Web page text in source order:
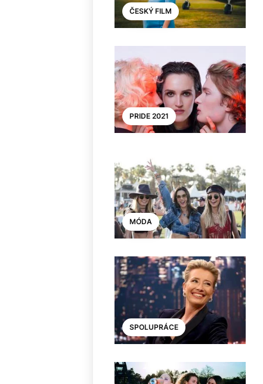
ČESKÝ FILM
PRIDE 2021
MÓDA
SPOLUPRÁCE